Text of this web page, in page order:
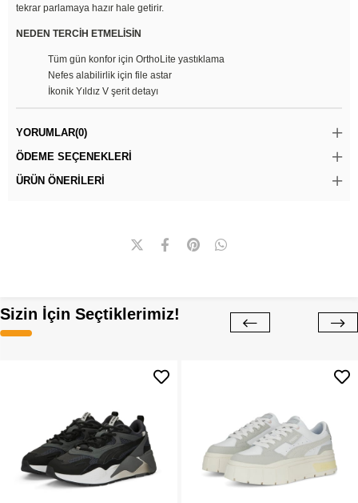
tekrar parlamaya hazır hale getirir.
NEDEN TERCİH ETMELİSİN
Tüm gün konfor için OrthoLite yastıklama
Nefes alabilirlik için file astar
İkonik Yıldız V şerit detayı
YORUMLAR(0)
ÖDEME SEÇENEKLERI
ÜRÜN ÖNERILERI
Sizin İçin Seçtiklerimiz!